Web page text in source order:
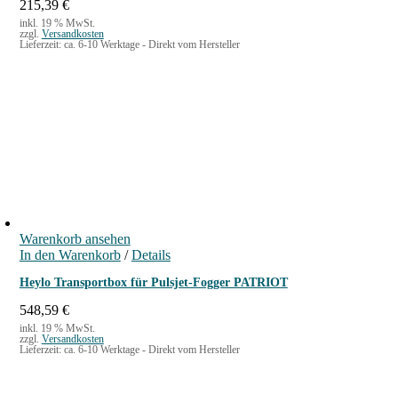
215,39 €
inkl. 19 % MwSt.
zzgl. Versandkosten
Lieferzeit: ca. 6-10 Werktage - Direkt vom Hersteller
Warenkorb ansehen
In den Warenkorb / Details
Heylo Transportbox für Pulsjet-Fogger PATRIOT
548,59 €
inkl. 19 % MwSt.
zzgl. Versandkosten
Lieferzeit: ca. 6-10 Werktage - Direkt vom Hersteller